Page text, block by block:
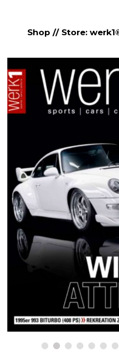
Shop // Store:
NETZWERKEINS GO! //
12 Jahre werk1®
culture: Bestellen
neue
(erscheint am 1. Juli
auf netzwerkeins |
23. Juni 2025